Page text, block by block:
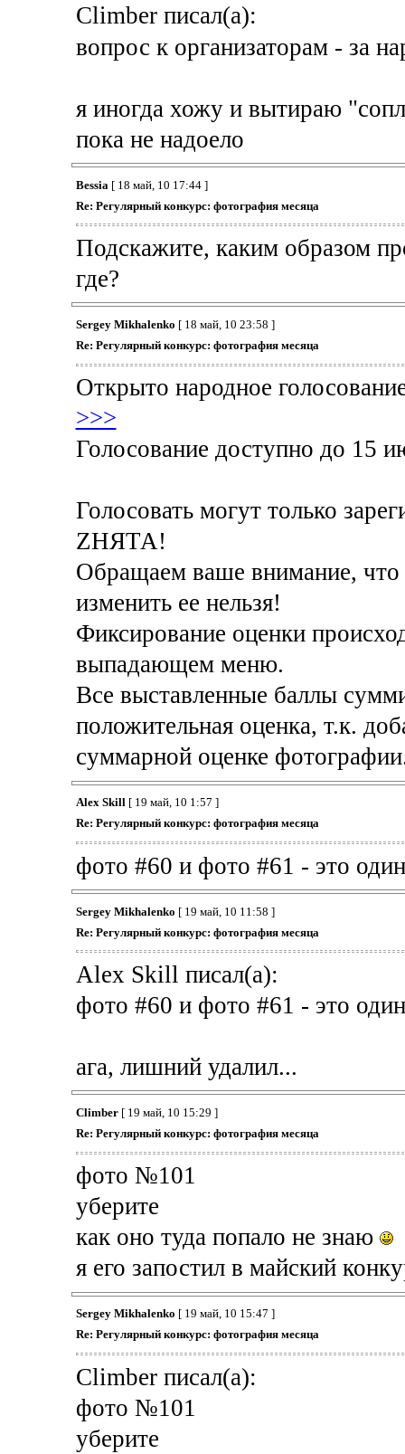
Climber писал(а):
вопрос к организаторам - за
я иногда хожу и вытираю
пока не надоело
Bessia [ 18 май, 10 17:44 ]
Re: Регулярный конкурс: фотография месяца
Подскажите, каким образом
где?
Sergey Mikhalenko [ 18 май, 10 23:58 ]
Re: Регулярный конкурс: фотография месяца
Открыто народное
>>>
Голосование доступно до 15
Голосовать могут только
ZНЯТА!
Обращаем ваше внимание, что
изменить ее нельзя!
Фиксирование оценки
выпадающем меню.
Все выставленные баллы
положительная оценка, т.к.
суммарной оценке
Alex Skill[ 19 май, 10 1:57 ]
Re: Регулярный конкурс: фотография месяца
фото #60 и фото #61 - это
Sergey Mikhalenko [ 19 май, 10 11:58 ]
Re: Регулярный конкурс: фотография месяца
Alex Skill писал(а):
фото #60 и фото #61 - это
ага, лишний удалил...
Climber[ 19 май, 10 15:29 ]
Re: Регулярный конкурс: фотография месяца
фото №101
уберите
как оно туда попало не знаю
я его запостил в майский
Sergey Mikhalenko [ 19 май, 10 15:47 ]
Re: Регулярный конкурс: фотография месяца
Climber писал(а):
фото №101
уберите